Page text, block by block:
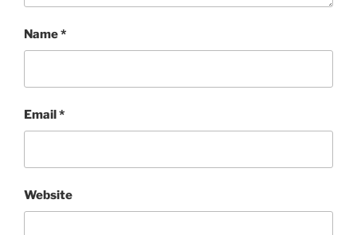
Name*
Email*
Website